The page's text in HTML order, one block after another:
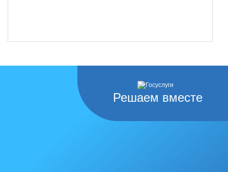
Решаем вместе